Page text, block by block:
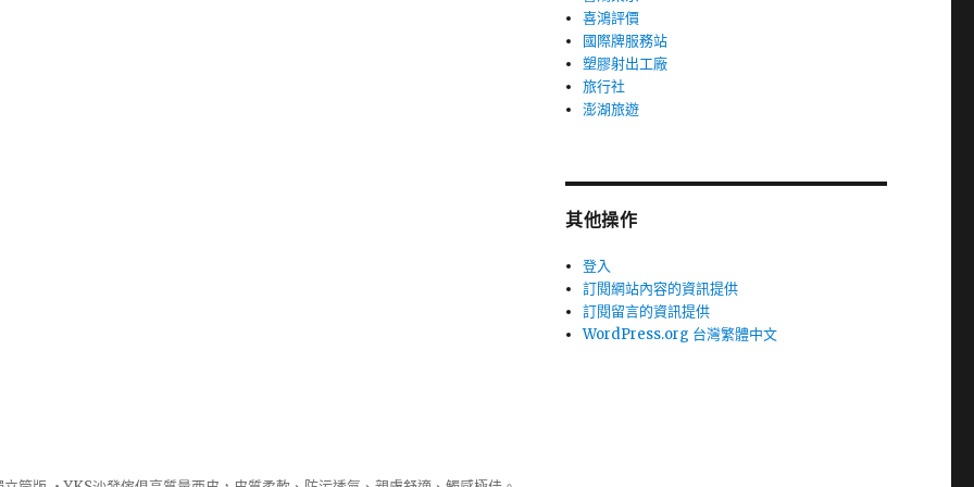
喜鴻評價
國際牌服務站
塑膠射出工廠
旅行社
澎湖旅遊
其他操作
登入
訂閱網站內容的資訊提供
訂閱留言的資訊提供
WordPress.org 台灣繁體中文